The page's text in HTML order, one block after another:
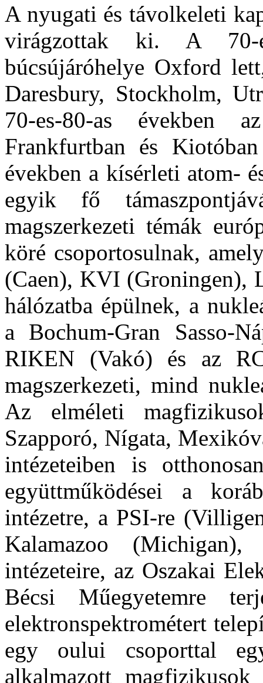
A nyugati és távolkeleti
virágzottak ki. A 70-
búcsújáróhelye Oxford
Daresbury, Stockholm,
70-es-80-as években
Frankfurtban és
években a kísérleti atom-
egyik fő
magszerkezeti témák
köré csoportosulnak,
(Caen), KVI (Groningen),
hálózatba épülnek, a
a Bochum-Gran Sasso-
RIKEN (Vakó) és az
magszerkezeti, mind
Az elméleti
Szapporó, Nígata,
intézeteiben is
együttműködései a
intézetre, a PSI-re
Kalamazoo
intézeteire, az Oszakai
Bécsi Műegyetemre
elektronspektrométert
egy oului csoporttal
alkalmazott